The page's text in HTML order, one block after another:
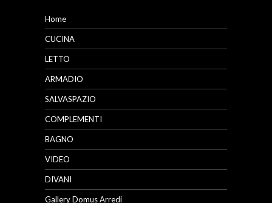
Home
CUCINA
LETTO
ARMADIO
SALVASPAZIO
COMPLEMENTI
BAGNO
VIDEO
DIVANI
Gallery Domus Arredi